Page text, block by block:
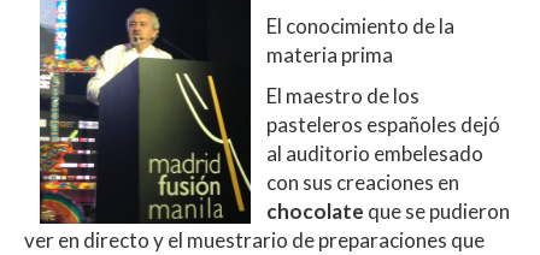
El conocimiento de la
materia prima
El maestro de los
pasteleros españoles dejó
al auditorio embelesado
con sus creaciones en
chocolate que se pudieron
ver en directo y el muestrario de preparaciones que